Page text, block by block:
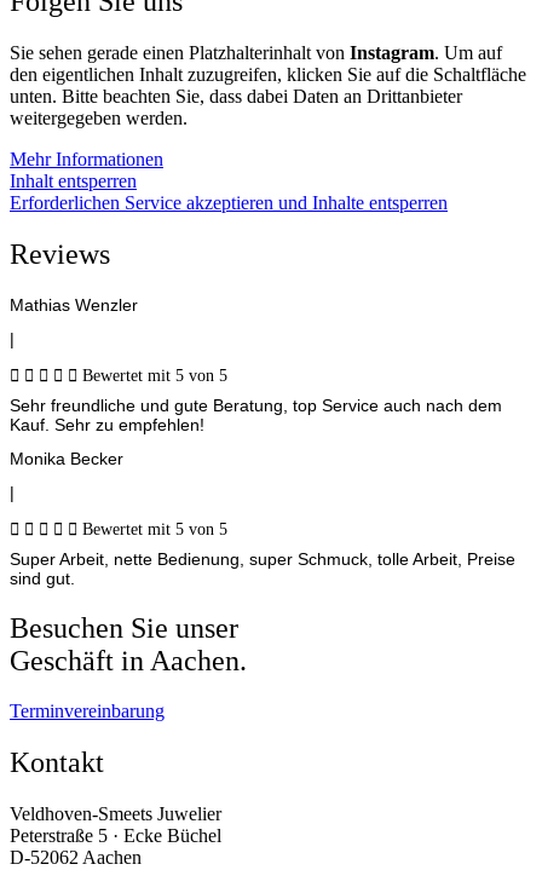
Sie sehen gerade einen Platzhalterinhalt von Instagram. Um auf
den eigentlichen Inhalt zuzugreifen, klicken Sie auf die Schaltfläche
unten. Bitte beachten Sie, dass dabei Daten an Drittanbieter
weitergegeben werden.
Mehr Informationen
Inhalt entsperren
Erforderlichen Service akzeptieren und Inhalte entsperren
Reviews
Mathias Wenzler
|
     Bewertet mit 5 von 5
Sehr freundliche und gute Beratung, top Service auch nach dem
Kauf. Sehr zu empfehlen!
Monika Becker
|
     Bewertet mit 5 von 5
Super Arbeit, nette Bedienung, super Schmuck, tolle Arbeit, Preise
sind gut.
Besuchen Sie unser
Geschäft in Aachen.
Terminvereinbarung
Kontakt
Veldhoven-Smeets Juwelier
Peterstraße 5 · Ecke Büchel
D-52062 Aachen